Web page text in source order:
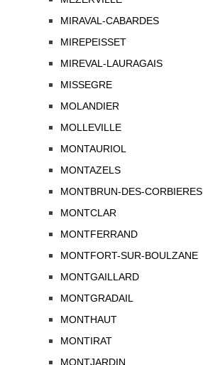
MIRAVAL-CABARDES
MIREPEISSET
MIREVAL-LAURAGAIS
MISSEGRE
MOLANDIER
MOLLEVILLE
MONTAURIOL
MONTAZELS
MONTBRUN-DES-CORBIERES
MONTCLAR
MONTFERRAND
MONTFORT-SUR-BOULZANE
MONTGAILLARD
MONTGRADAIL
MONTHAUT
MONTIRAT
MONTJARDIN